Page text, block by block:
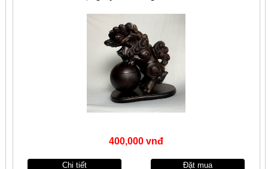
400,000 vnđ
Chi tiết Đặt mua